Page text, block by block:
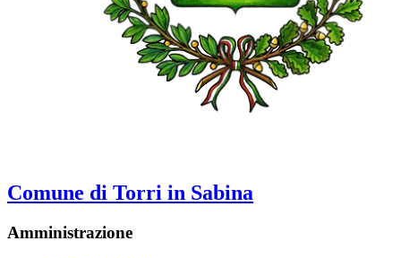
Comune di Torri in Sabina
Amministrazione